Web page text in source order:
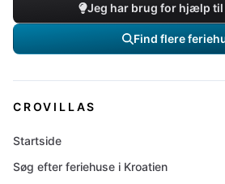
Jeg har brug for hjælp til
Find flere
CROVILLAS
Startside
Søg efter feriehuse i Kroatien